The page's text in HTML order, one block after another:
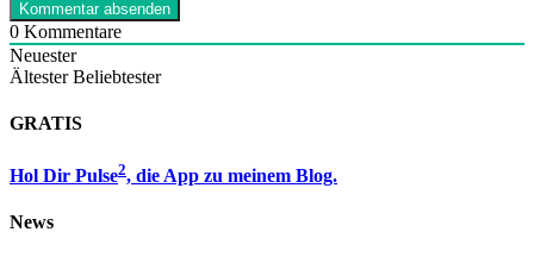
0 Kommentare
Neuester
Ältester Beliebtester
GRATIS
Hol Dir Pulse2, die App zu meinem Blog.
News